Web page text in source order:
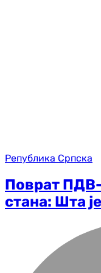
Република Српска
Поврат ПДВ-
стана: Шта